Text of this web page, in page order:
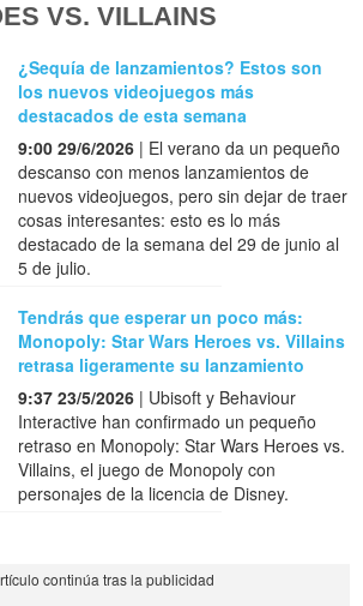
VS. VILLAINS
¿Sequía de lanzamientos? Estos son
los nuevos videojuegos más
destacados de esta semana
9:00 29/6/2026 | El verano da un pequeño
descanso con menos lanzamientos de
nuevos videojuegos, pero sin dejar de traer
cosas interesantes: esto es lo más
destacado de la semana del 29 de junio al
5 de julio.
Tendrás que esperar un poco más:
Monopoly: Star Wars Heroes vs. Villains
retrasa ligeramente su lanzamiento
9:37 23/5/2026 | Ubisoft y Behaviour
Interactive han confirmado un pequeño
retraso en Monopoly: Star Wars Heroes vs.
Villains, el juego de Monopoly con
personajes de la licencia de Disney.